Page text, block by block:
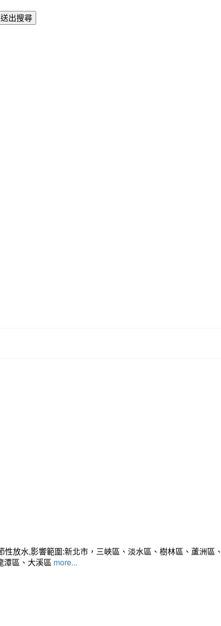
送出搜尋
放水,影響範圍:新北市，三峽區、淡水區、樹林區、蘆洲
潭區、大溪區 more...